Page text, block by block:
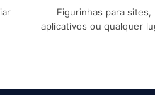
Figurinhas para sites,
aplicativos ou qualquer